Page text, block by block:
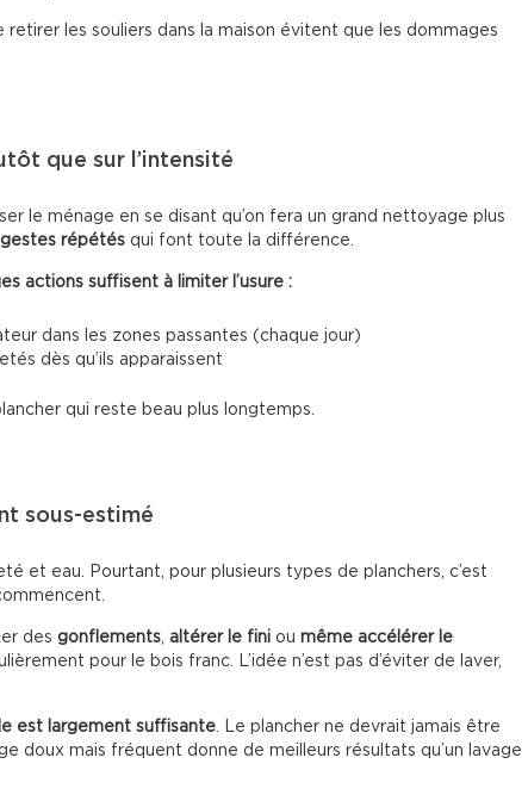
retirer les souliers dans la maison évitent que les dommages
que sur l’intensité
le ménage en se disant qu’on fera un grand nettoyage plus
répétés qui font toute la différence.
actions suffisent à limiter l’usure :
dans les zones passantes (chaque jour)
dès qu’ils apparaissent
qui reste beau plus longtemps.
sous-estimé
et eau. Pourtant, pour plusieurs types de planchers, c’est
des gonflements, altérer le fini ou même accélérer le
pour le bois franc. L’idée n’est pas d’éviter de laver,
est largement suffisante. Le plancher ne devrait jamais être
doux mais fréquent donne de meilleurs résultats qu’un lavage